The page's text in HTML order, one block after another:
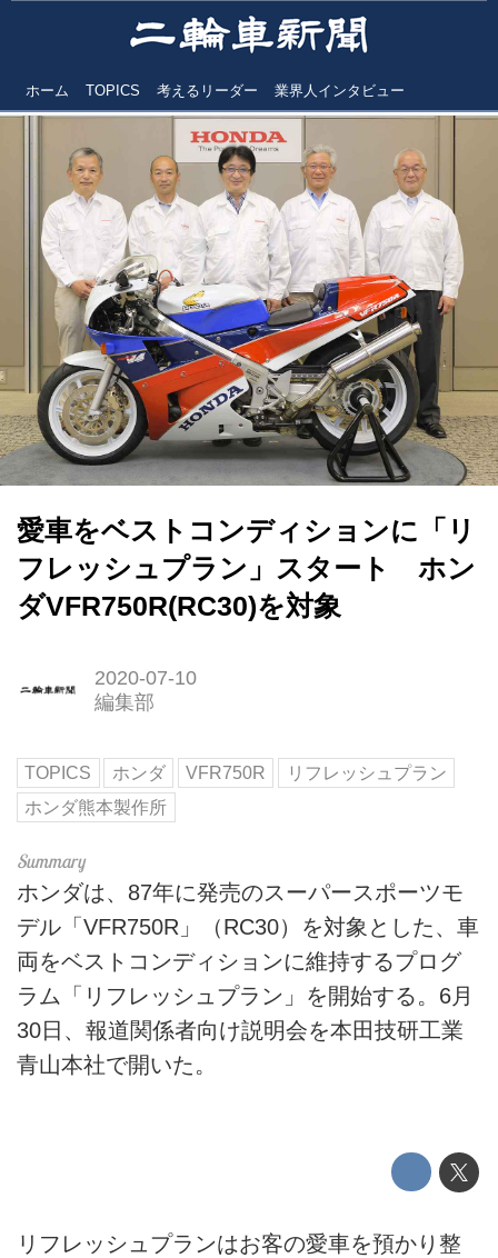
ホーム TOPICS 考えるリーダー 業界人インタビュー
愛車をベストコンディションに「リ
フレッシュプラン」スタート ホン
ダVFR750R(RC30)を対象
2020-07-10
編集部
TOPICS ホンダ VFR750R
リフレッシュプラン
ホンダ熊本製作所
ホンダは、87年に発売のスーパースポーツモ
デル「VFR750R」（RC30）を対象とした、車
両をベストコンディションに維持するプログ
ラム「リフレッシュプラン」を開始する。6月
30日、報道関係者向け説明会を本田技研工業
青山本社で開いた。
リフレッシュプランはお客の愛車を預かり整